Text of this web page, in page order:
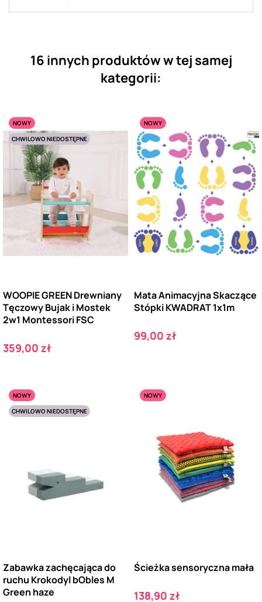
16 innych produktów w tej samej
kategorii:
NOWY
CHWILOWO NIEDOSTĘPNE
WOOPIE GREEN Drewniany
Tęczowy Bujak i Mostek
2w1 Montessori FSC
Cena
359,00 zł
NOWY
Mata Animacyjna Skaczące
Stópki KWADRAT 1x1m
Cena
99,00 zł
NOWY
CHWILOWO NIEDOSTĘPNE
Zabawka zachęcająca do
ruchu Krokodyl bObles M
Green haze
NOWY
Ścieżka sensoryczna mała
Cena
138,90 zł